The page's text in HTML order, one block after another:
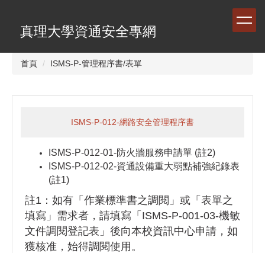
真理大學資通安全專網
首頁 ISMS-P-管理程序書/表單
ISMS-P-012-網路安全管理程序書
ISMS-P-012-01-防火牆服務申請單 (註2)
ISMS-P-012-02-資通設備重大弱點補強紀錄表
(註1)
註1：如有「作業標準書之調閱」或「表單之
填寫」需求者，請填寫「ISMS-P-001-03-機敏
文件調閱登記表」後向本校資訊中心申請，如
獲核准，始得調閱使用。